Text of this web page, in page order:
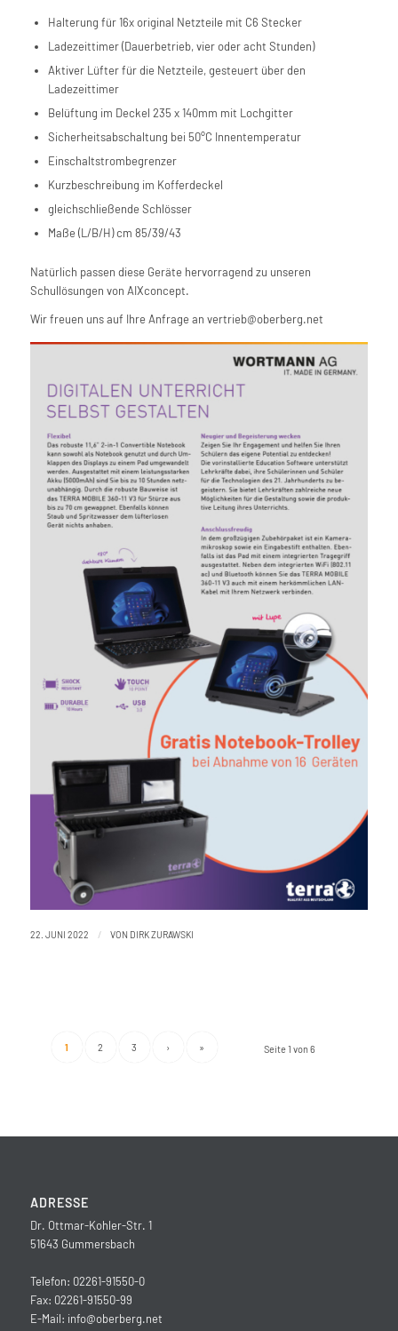
Halterung für 16x original Netzteile mit C6 Stecker
Ladezeittimer (Dauerbetrieb, vier oder acht Stunden)
Aktiver Lüfter für die Netzteile, gesteuert über den
Ladezeittimer
Belüftung im Deckel 235 x 140mm mit Lochgitter
Sicherheitsabschaltung bei 50°C Innentemperatur
Einschaltstrombegrenzer
Kurzbeschreibung im Kofferdeckel
gleichschließende Schlösser
Maße (L/B/H) cm 85/39/43
Natürlich passen diese Geräte hervorragend zu unseren
Schullösungen von AIXconcept.
Wir freuen uns auf Ihre Anfrage an vertrieb@oberberg.net
22. JUNI 2022 / VON DIRK ZURAWSKI
Seite 1 von 6
1 2 3 › »
ADRESSE
Dr. Ottmar-Kohler-Str. 1
51643 Gummersbach
Telefon: 02261-91550-0
Fax: 02261-91550-99
E-Mail: info@oberberg.net